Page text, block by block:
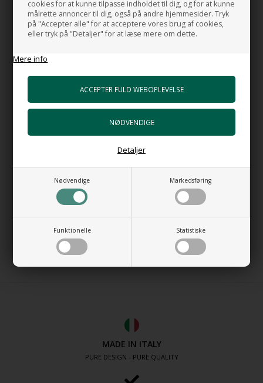
cookies for at kunne tilpasse indholdet til dig, og for at kunne
målrette annoncer til dig, også på andre hjemmesider. Tryk
på "Accepter alle" for at acceptere vores brug af cookies,
eller tryk på "Detaljer" for at læse mere om dette.
Mere info
Nødvendige Markedsføring
Funktionelle Statistiske
Detaljer
Mål:
Bredde: 60 cm.
Højde: 18 cm.
Porcelæn
Farve:
Tegning klik HER
MADE IN ITALY
MADE IN ITALY
PURE DESIGN - PURE QUALITY